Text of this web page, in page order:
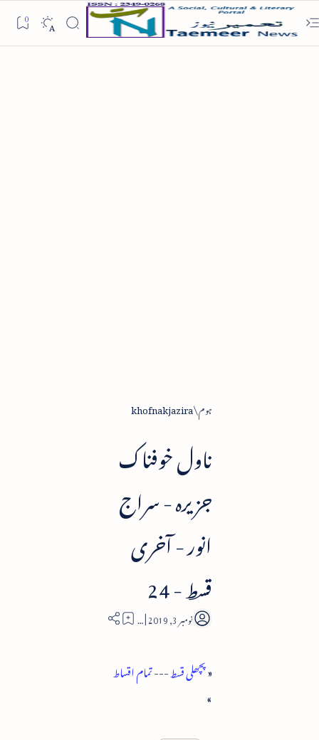
ہوم khofnakjazira
ناول خوفناک
جزیرہ - سراج
انور - آخری
قسط - 24
22
«پچھلی قسط---تمام اقساط
»